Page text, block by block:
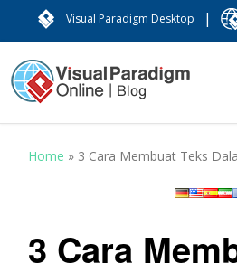
Visual Paradigm Desktop |
Home » 3 Cara Membuat Teks
3 Cara